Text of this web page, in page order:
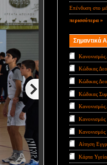
Επένδυση στο
περισσότερα »
Σημαντικά
Κανονισμός
Κώδικας
Κώδικας
Κώδικας
Κανονισμός
Κανονισμός
Κανονισμός
Αίτηση
Κάρτα